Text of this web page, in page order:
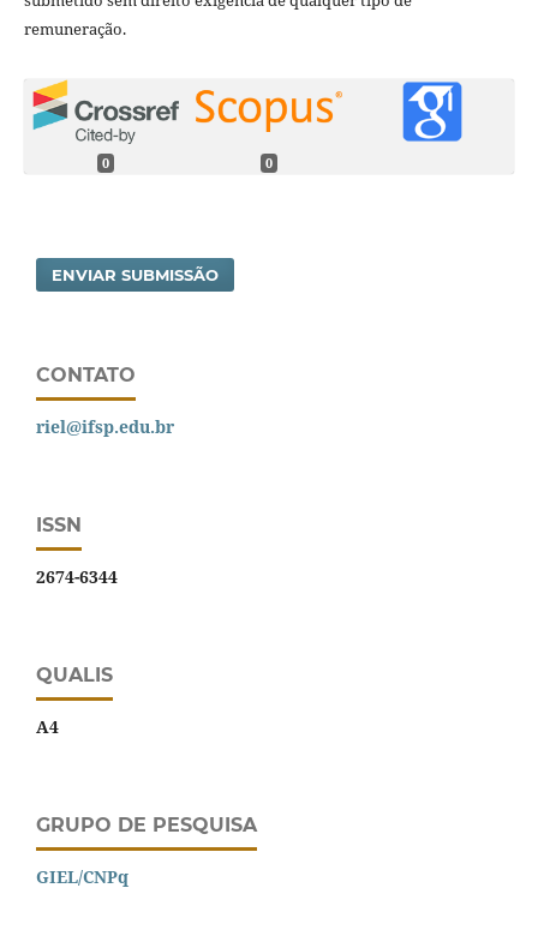
remuneração.
0 0
ENVIAR SUBMISSÃO
CONTATO
riel@ifsp.edu.br
ISSN
2674-6344
QUALIS
A4
GRUPO DE PESQUISA
GIEL/CNPq